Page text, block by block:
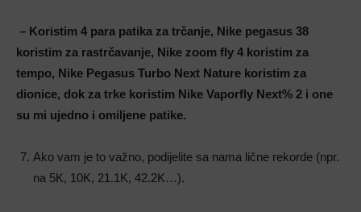
– Koristim 4 para patika za trčanje, Nike pegasus 38
koristim za rastrčavanje, Nike zoom fly 4 koristim za
tempo, Nike Pegasus Turbo Next Nature koristim za
dionice, dok za trke koristim Nike Vaporfly Next% 2 i one
su mi ujedno i omiljene patike.
Ako vam je to važno, podijelite sa nama lične rekorde (npr.
na 5K, 10K, 21.1K, 42.2K…).